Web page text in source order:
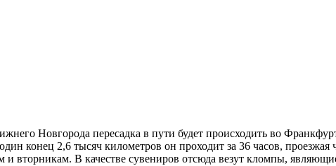
Новгорода пересадка в пути будет происходить во
конец 2,6 тысяч километров он проходит за 36 часов, проезжая
вторникам. В качестве сувениров отсюда везут кломпы,